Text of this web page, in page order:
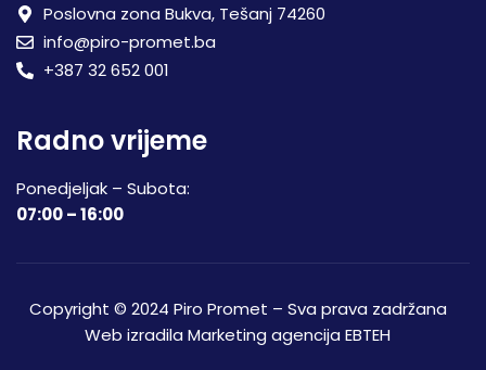
Poslovna zona Bukva, Tešanj 74260
info@piro-promet.ba
+387 32 652 001
Radno vrijeme
Ponedjeljak – Subota:
07:00 – 16:00
Copyright © 2024 Piro Promet – Sva prava zadržana
Web izradila Marketing agencija EBTEH